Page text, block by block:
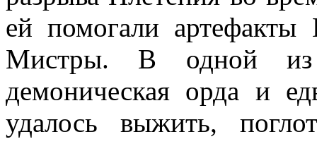
ей помогали артефакты
Мистры. В одной из
демоническая орда и
удалось выжить,